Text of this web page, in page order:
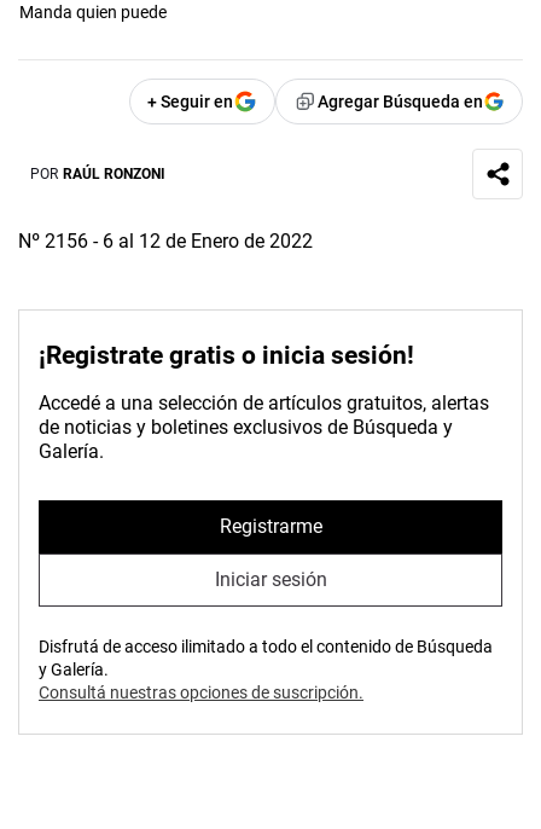
Manda quien puede
+ Seguir en Agregar Búsqueda en
POR RAÚL RONZONI
Nº 2156 - 6 al 12 de Enero de 2022
¡Registrate gratis o inicia sesión!
Accedé a una selección de artículos gratuitos, alertas
de noticias y boletines exclusivos de Búsqueda y
Galería.
Registrarme
Iniciar sesión
Disfrutá de acceso ilimitado a todo el contenido de Búsqueda
y Galería.
Consultá nuestras opciones de suscripción.